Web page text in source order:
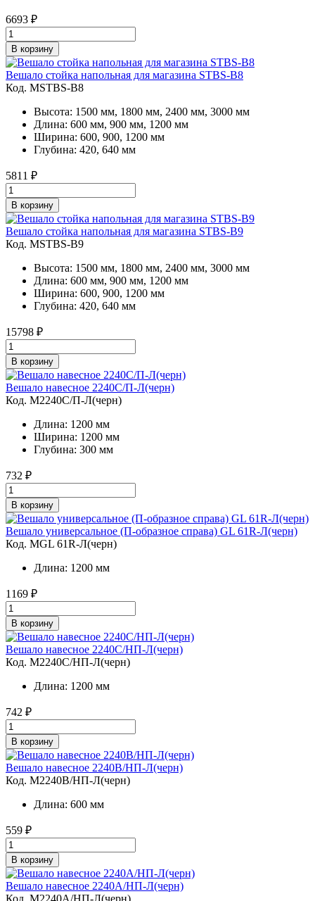
6693 ₽
В корзину
Вешало стойка напольная для магазина STBS-B8
Код. MSTBS-B8
Высота: 1500 мм, 1800 мм, 2400 мм, 3000 мм
Длина: 600 мм, 900 мм, 1200 мм
Ширина: 600, 900, 1200 мм
Глубина: 420, 640 мм
5811 ₽
В корзину
Вешало стойка напольная для магазина STBS-B9
Код. MSTBS-B9
Высота: 1500 мм, 1800 мм, 2400 мм, 3000 мм
Длина: 600 мм, 900 мм, 1200 мм
Ширина: 600, 900, 1200 мм
Глубина: 420, 640 мм
15798 ₽
В корзину
Вешало навесное 2240C/П-Л(черн)
Код. M2240C/П-Л(черн)
Длина: 1200 мм
Ширина: 1200 мм
Глубина: 300 мм
732 ₽
В корзину
Вешало универсальное (П-образное справа) GL 61R-Л(черн)
Код. MGL 61R-Л(черн)
Длина: 1200 мм
1169 ₽
В корзину
Вешало навесное 2240C/НП-Л(черн)
Код. M2240C/НП-Л(черн)
Длина: 1200 мм
742 ₽
В корзину
Вешало навесное 2240B/НП-Л(черн)
Код. M2240B/НП-Л(черн)
Длина: 600 мм
559 ₽
В корзину
Вешало навесное 2240A/НП-Л(черн)
Код. M2240A/НП-Л(черн)